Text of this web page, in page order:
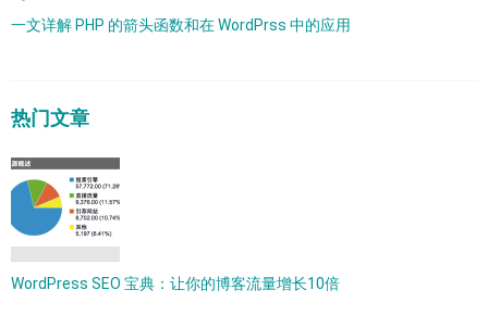
一文详解 PHP 的箭头函数和在 WordPrss 中的应用
热门文章
WordPress SEO 宝典：让你的博客流量增长10倍